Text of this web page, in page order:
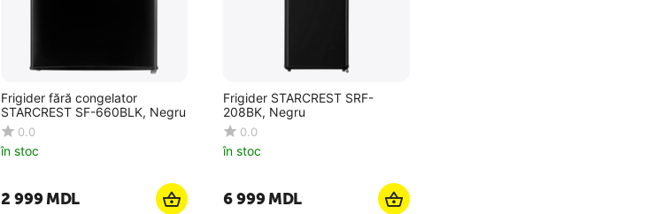
Frigider fără congelator
STARCREST SF-660BLK, Negru
0.0
în stoc
2 999MDL
Frigider STARCREST SRF-
208BK, Negru
0.0
în stoc
6 999MDL